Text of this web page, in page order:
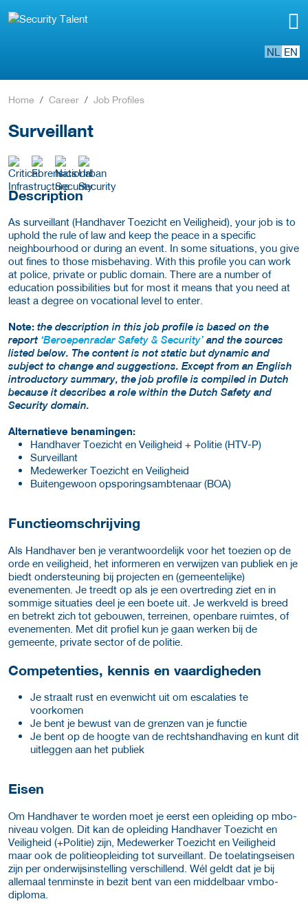
NL EN
Home Career Job Profiles
Surveillant
Description
As surveillant (Handhaver Toezicht en Veiligheid), your job is to
uphold the rule of law and keep the peace in a specific
neighbourhood or during an event. In some situations, you give
out fines to those misbehaving. With this profile you can work
at police, private or public domain. There are a number of
education possibilities but for most it means that you need at
least a degree on vocational level to enter.
Note: the description in this job profile is based on the
report ‘Beroepenradar Safety & Security’and the sources
listed below. The content is not static but dynamic and
subject to change and suggestions. Except from an English
introductory summary, the job profile is compiled in Dutch
because it describes a role within the Dutch Safety and
Security domain.
Alternatieve benamingen:
Handhaver Toezicht en Veiligheid + Politie (HTV-P)
Surveillant
Medewerker Toezicht en Veiligheid
Buitengewoon opsporingsambtenaar (BOA)
Functieomschrijving
Als Handhaver ben je verantwoordelijk voor het toezien op de
orde en veiligheid, het informeren en verwijzen van publiek en je
biedt ondersteuning bij projecten en (gemeentelijke)
evenementen. Je treedt op als je een overtreding ziet en in
sommige situaties deel je een boete uit. Je werkveld is breed
en betrekt zich tot gebouwen, terreinen, openbare ruimtes, of
evenementen. Met dit profiel kun je gaan werken bij de
gemeente, private sector of de politie.
Competenties, kennis en vaardigheden
Je straalt rust en evenwicht uit om escalaties te
voorkomen
Je bent je bewust van de grenzen van je functie
Je bent op de hoogte van de rechtshandhaving en kunt dit
uitleggen aan het publiek
Eisen
Om Handhaver te worden moet je eerst een opleiding op mbo-
niveau volgen. Dit kan de opleiding Handhaver Toezicht en
Veiligheid (+Politie) zijn, Medewerker Toezicht en Veiligheid
maar ook de politieopleiding tot surveillant. De toelatingseisen
zijn per onderwijsinstelling verschillend. Wél geldt dat je bij
allemaal tenminste in bezit bent van een middelbaar vmbo-
diploma.